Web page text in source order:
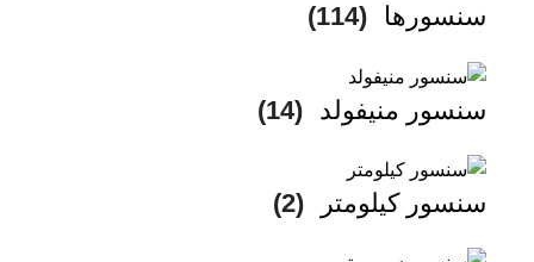
سنسورها (114)
سنسور منیفولد (14)
سنسور کیلومتر (2)